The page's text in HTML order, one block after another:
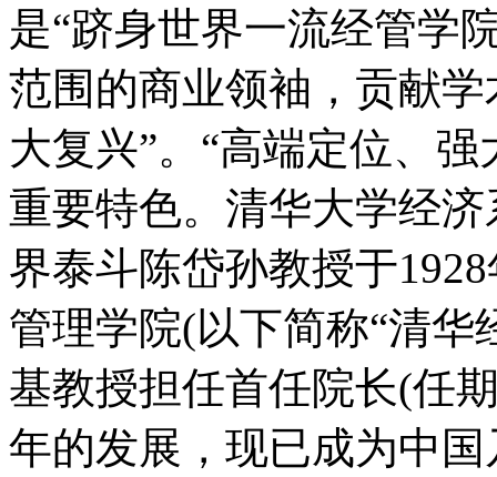
是“跻身世界一流经管学
范围的商业领袖，贡献
大复兴”。“高端定位、
重要特色。清华大学经
界泰斗陈岱孙教授于
管理学院(以下简称“清华
基教授担任首任院长(任
年的发展，现已成为中